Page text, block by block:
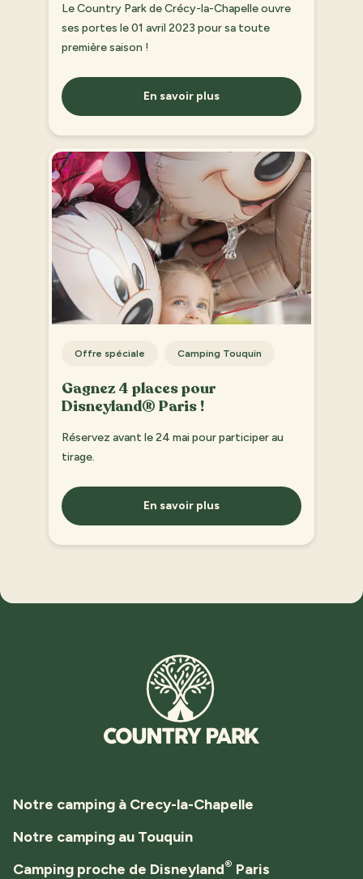
Le Country Park de Crécy-la-Chapelle ouvre
ses portes le 01 avril 2023 pour sa toute
première saison !
En savoir plus
Offre spéciale Camping Touquin
Gagnez 4 places pour
Disneyland® Paris !
Réservez avant le 24 mai pour participer au
tirage.
En savoir plus
Notre camping à Crecy-la-Chapelle
Notre camping au Touquin
Camping proche de Disneyland® Paris